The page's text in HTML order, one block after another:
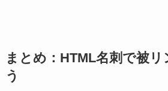
まとめ：HTML名刺で被リ
う